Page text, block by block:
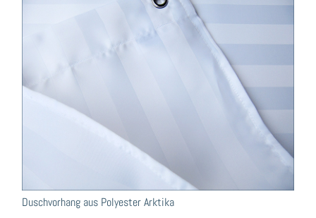
Duschvorhang aus Polyester Arktika